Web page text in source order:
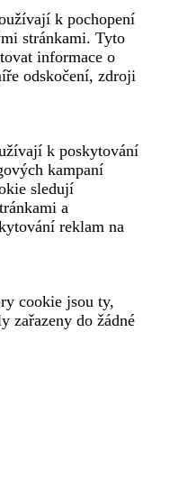
k pochopení
stránkami. Tyto
informace o
odskočení, zdroji
k poskytování
kampaní
sledují
a
reklam na
cookie jsou ty,
zařazeny do žádné